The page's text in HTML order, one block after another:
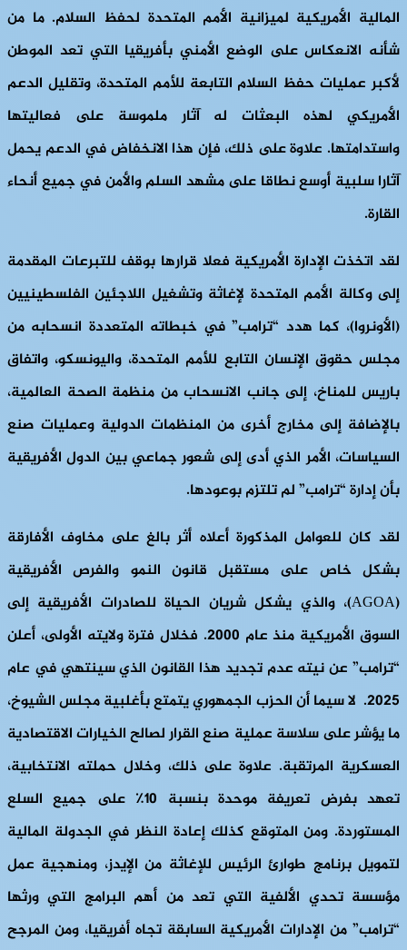
المالية الأمريكية لميزانية الأمم المتحدة لحفظ السلام. ما من
شأنه الانعكاس على الوضع الأمني بأفريقيا التي تعد الموطن
لأكبر عمليات حفظ السلام التابعة للأمم المتحدة، وتقليل الدعم
الأمريكي لهذه البعثات له آثار ملموسة على فعاليتها
واستدامتها. علاوة على ذلك، فإن هذا الانخفاض في الدعم يحمل
آثارا سلبية أوسع نطاقا على مشهد السلم والأمن في جميع أنحاء
القارة.
لقد اتخذت الإدارة الأمريكية فعلا قرارها بوقف للتبرعات المقدمة
إلى وكالة الأمم المتحدة لإغاثة وتشغيل اللاجئين الفلسطينيين
(الأونروا)، كما هدد “ترامب” في خبطاته المتعددة انسحابه من
مجلس حقوق الإنسان التابع للأمم المتحدة، واليونسكو، واتفاق
باريس للمناخ، إلى جانب الانسحاب من منظمة الصحة العالمية،
بالإضافة إلى مخارج أخرى من المنظمات الدولية وعمليات صنع
السياسات، الأمر الذي أدى إلى شعور جماعي بين الدول الأفريقية
بأن إدارة “ترامب” لم تلتزم بوعودها.
لقد كان للعوامل المذكورة أعلاه أثر بالغ على مخاوف الأفارقة
بشكل خاص على مستقبل قانون النمو والفرص الأفريقية
(AGOA)، والذي يشكل شريان الحياة للصادرات الأفريقية إلى
السوق الأمريكية منذ عام 2000. فخلال فترة ولايته الأولى، أعلن
“ترامب” عن نيته عدم تجديد هذا القانون الذي سينتهي في عام
2025. لا سيما أن الحزب الجمهوري يتمتع بأغلبية مجلس الشيوخ،
ما يؤشر على سلاسة عملية صنع القرار لصالح الخيارات الاقتصادية
العسكرية المرتقبة. علاوة على ذلك، وخلال حملته الانتخابية،
تعهد بفرض تعريفة موحدة بنسبة 10٪ على جميع السلع
المستوردة. ومن المتوقع كذلك إعادة النظر في الجدولة المالية
لتمويل برنامج طوارئ الرئيس للإغاثة من الإيدز، ومنهجية عمل
مؤسسة تحدي الألفية التي تعد من أهم البرامج التي ورثها
“ترامب” من الإدارات الأمريكية السابقة تجاه أفريقيا، ومن المرجح